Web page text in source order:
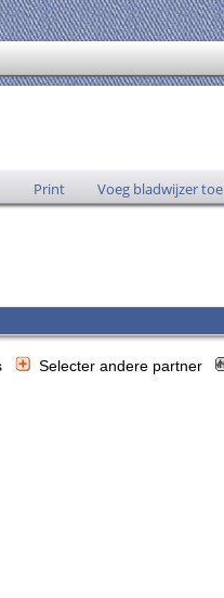
Print Voeg bladwijzer toe
Selecter andere partner